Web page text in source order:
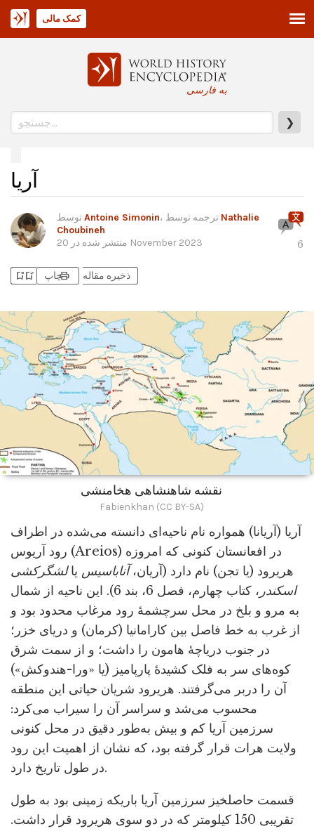
به فارسی
❯
کمک مالی
آریا
Antoine Simonin
Nathalie
Choubineh
منتشر شده در 20 November 2023 6
bookmark_addbookmark_added ذخیره مقاله printچاپ
نقشه شاهنشاهی هخامنشی
Fabienkhan (CC BY-SA)
آریا (آریانا) همواره نام ناحیه‌ای دانسته می‌شده در اطراف
رود آریوس (Areios) در افعانستان کنونی که امروزه
هریرود (یا تجن) نام دارد (آریان،آناباسیس یالشگرکشی
اسکندر
، کتاب چهارم، فصل 6، بند 6). این ناحیه از شمال
به مرو و بلخ در محل سرچشمۀ رود مرغاب محدود بود و
از غرب به خط فاصل بین کارامانیا (کرمان) و دریای خزر؛
در جنوب دریاچۀ هامون را داشت؛ و از سمت شرق
کوه‌های سر به فلک کشیدۀ پارپامیز (یا «ورا-هندوکش»)
آن را دربر می‌گرفتند. هریرود شریان حیاتی این منطقه
محسوب می‌شد و سراسر آن را سیراب می‌کرد:
سرزمین آریا کم و بیش به‌طور دقیق در محل کنونی
ولایت هرات قرار گرفته بود، که نشان از اهمیت این رود
در طول تاریخ دارد.
قسمت حاصلخیز سرزمین آریا باریکه زمینی بود به طول
تقریبی 150 کیلومتر که در دو سوی هریرود قرار داشت.